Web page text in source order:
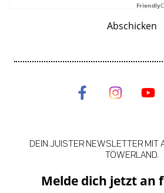
Friendly
Abschicken
Melde dich jetzt an
DEIN JUISTER NEWSLETTER MIT
TÖWERLAND.